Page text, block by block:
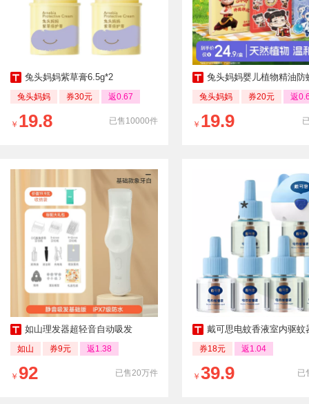
兔头妈妈紫草膏6.5g*2
兔头妈妈 券30元 返0.67
已售10000件
￥ 19.8
兔头妈妈婴儿植物精油防蚊贴户外防
兔头妈妈 券20元 返
￥ 19.9
如山理发器超轻音自动吸发
如山 券9元 返1.38
已售20万件
￥ 92
戴可思电蚊香液室内驱蚊器无
券18元 返1.04
已
￥ 39.9